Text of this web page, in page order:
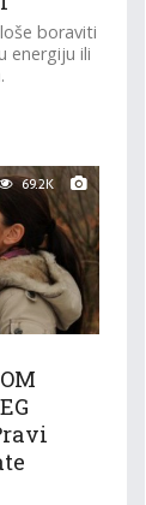
boraviti
energiju ili
69.2K